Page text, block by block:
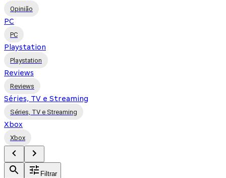
Opinião
PC
PC
Playstation
Playstation
Reviews
Reviews
Séries, TV e Streaming
Séries, TV e Streaming
Xbox
Xbox
Filtrar